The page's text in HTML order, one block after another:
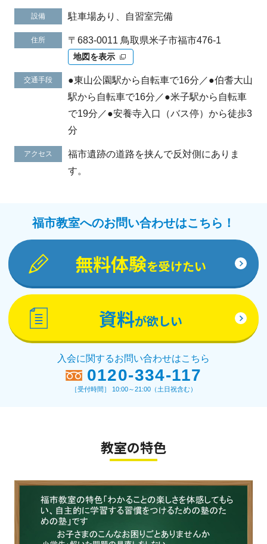
設備 駐車場あり、自習室完備
住所 〒683-0011 鳥取県米子市福市476-1
地図を表示
交通手段
●東山公園駅から自転車で16分／●伯耆大山
駅から自転車で16分／●米子駅から自転車
で19分／●安養寺入口（バス停）から徒歩3
分
アクセス
福市遺跡の道路を挟んで反対側にありま
す。
福市教室へのお問い合わせはこちら！
無料体験を受けたい
資料が欲しい
入会に関するお問い合わせはこちら
0120-334-117
［受付時間］ 10:00～21:00（土日祝含む）
教室の特色